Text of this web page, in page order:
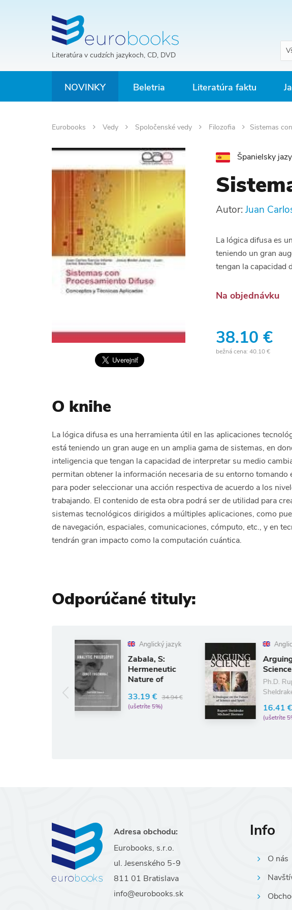
Literatúra v cudzích jazykoch, CD, DVD
NOVINKY Beletria Literatúra faktu
Eurobooks Vedy Spoločenské vedy Filozofia Sistemas
Španielsky
Autor: Juan
La lógica difusa es
teniendo un gran
tengan la capacidad
Na objednávku
38.10 €
bežná cena: 40.10 €
O knihe
La lógica difusa es una herramienta útil en las aplicaciones
está teniendo un gran auge en un amplia gama de sistemas, en
inteligencia que tengan la capacidad de interpretar su medio
permitan obtener la información necesaria de su entorno
para poder seleccionar una acción respectiva de acuerdo a los
trabajando. El contenido de esta obra podrá ser de utilidad para
sistemas tecnológicos dirigidos a múltiples aplicaciones, como
de navegación, espaciales, comunicaciones, cómputo, etc., y en
tendrán gran impacto como la computación cuántica.
Odporúčané tituly:
Anglický jazyk
Zabala, S:
Hermeneutic
Nature of
Analytic
Philosophy - A
33.19 €
34.94 €
(ušetríte 5%)
Anglický jazyk
Arguing
Science
Ph.D. Rupert
Sheldrake
16.41 €
17.27 €
(ušetríte 5%)
Adresa obchodu:
Eurobooks, s.r.o.
ul. Jesenského 5-9
811 01 Bratislava
info@eurobooks.sk
Info
O nás